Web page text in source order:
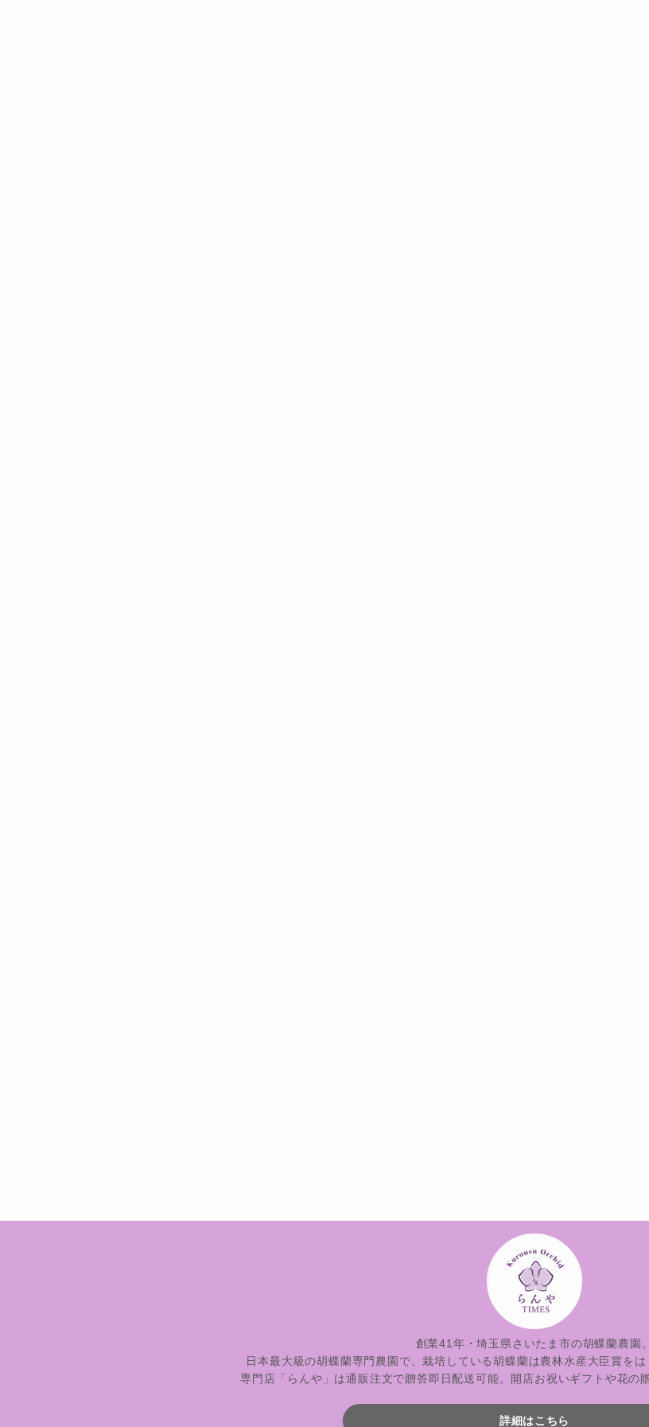
創業41年・埼玉県さいたま市の胡蝶蘭農園。
日本最大級の胡蝶蘭専門農園で、栽培している胡蝶蘭は農林水産大臣賞をは
専門店「らんや」は通販注文で贈答即日配送可能。開店お祝いギフトや花の
詳細はこちら